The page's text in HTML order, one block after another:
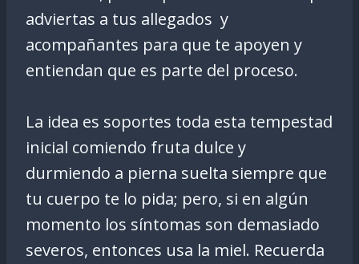
adviertas a tus allegados y
acompañantes para que te apoyen y
entiendan que es parte del proceso.
La idea es soportes toda esta tempestad
inicial comiendo fruta dulce y
durmiendo a pierna suelta siempre que
tu cuerpo te lo pida; pero, si en algún
momento los síntomas son demasiado
severos, entonces usa la miel. Recuerda